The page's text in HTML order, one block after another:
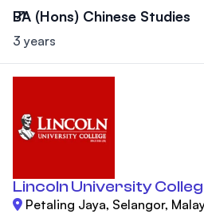
BA (Hons) Chinese Studies
3 years
Lincoln University
Petaling Jaya, Selangor,